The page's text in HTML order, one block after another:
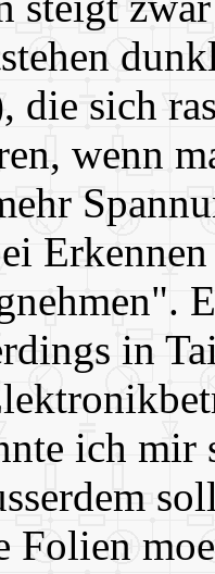
die sich
wenn
in
ich
Folien